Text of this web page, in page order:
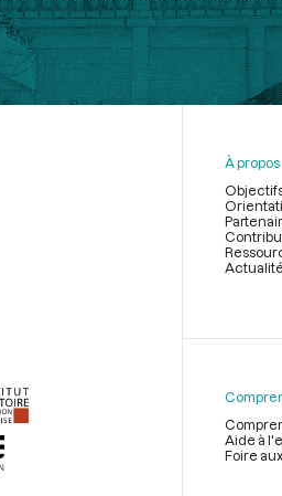
page
À propos
Aide à
Foire